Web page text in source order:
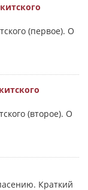
(первое). О
(второе). О
Краткий